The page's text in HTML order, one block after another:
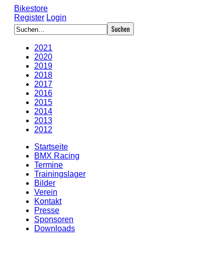
Bikestore
Register Login
2021
2020
2019
2018
2017
2016
2015
2014
2013
2012
Startseite
BMX Racing
Termine
Trainingslager
Bilder
Verein
Kontakt
Presse
Sponsoren
Downloads